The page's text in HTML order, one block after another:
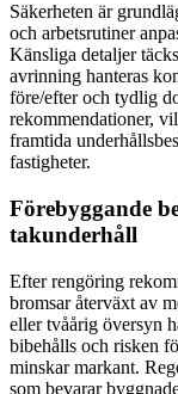
Säkerheten är
och arbetsrutiner
Känsliga detaljer
avrinning hanteras
före/efter och tydlig
rekommendationer,
framtida
fastigheter.
Förebyggande
takunderhåll
Efter rengöring
bromsar återväxt av
eller tvåårig översyn
bibehålls och risken
minskar markant.
som bevarar